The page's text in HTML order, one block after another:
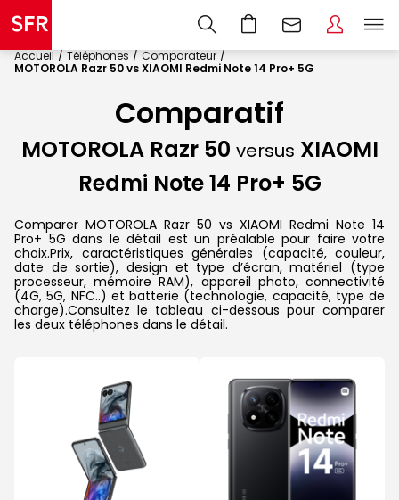
Accueil Téléphones
Comparateur
MOTOROLA Razr 50 vs XIAOMI Redmi Note 14 Pro+ 5G
Comparatif
MOTOROLA Razr 50 versus XIAOMI
Redmi Note 14 Pro+ 5G
Comparer MOTOROLA Razr 50 vs XIAOMI Redmi Note 14
Pro+ 5G dans le détail est un préalable pour faire votre
choix.Prix, caractéristiques générales (capacité, couleur,
date de sortie), design et type d’écran, matériel (type
processeur, mémoire RAM), appareil photo, connectivité
(4G, 5G, NFC..) et batterie (technologie, capacité, type de
charge).Consultez le tableau ci-dessous pour comparer
les deux téléphones dans le détail.